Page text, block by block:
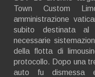
Town Custom
amministrazione
subito destinata al
necessarie
della flotta di
protocollo. Dopo una
auto fu dismessa